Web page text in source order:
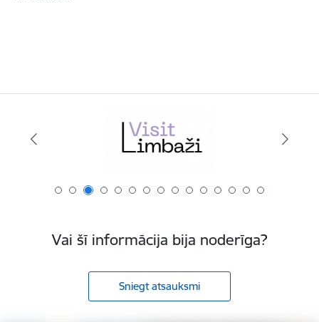
Vai šī informācija bija noderīga?
Sniegt atsauksmi